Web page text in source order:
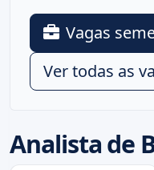
Analista de
Vagas
Ver todas as